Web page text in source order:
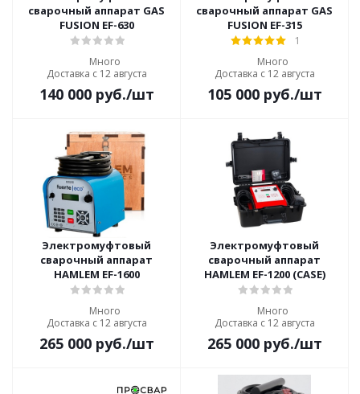
сварочный аппарат GAS
FUSION EF-630
Много
Доставка с 12 августа
140 000руб./шт
сварочный аппарат GAS
FUSION EF-315
1
Много
Доставка с 12 августа
105 000руб./шт
Электромуфтовый
сварочный аппарат
HAMLEM EF-1600
Много
Доставка с 12 августа
265 000руб./шт
Электромуфтовый
сварочный аппарат
HAMLEM EF-1200 (CASE)
Много
Доставка с 12 августа
265 000руб./шт